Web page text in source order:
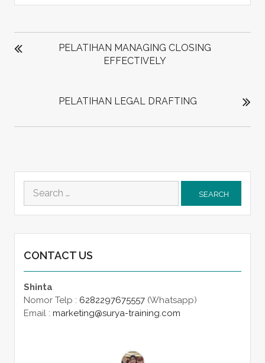
POST
NAVIGATIONPELATIHAN MANAGING CLOSING
EFFECTIVELY
PELATIHAN LEGAL DRAFTING
Search
for:
CONTACT US
Shinta
Nomor Telp : 6282297675557(Whatsapp)
Email : marketing@surya-training.com